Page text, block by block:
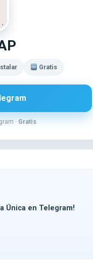
Gratis
· Gratis
Única en Telegram!